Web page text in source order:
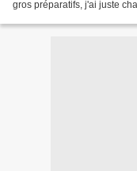
gros préparatifs, j'ai juste